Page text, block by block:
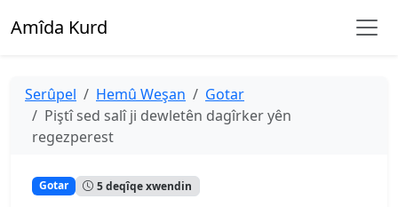
Amîda Kurd
Serûpel Hemû Weşan
Gotar
Piştî sed salî ji dewletên dagîrker yên
regezperest
Gotar 5 deqîqe xwendin